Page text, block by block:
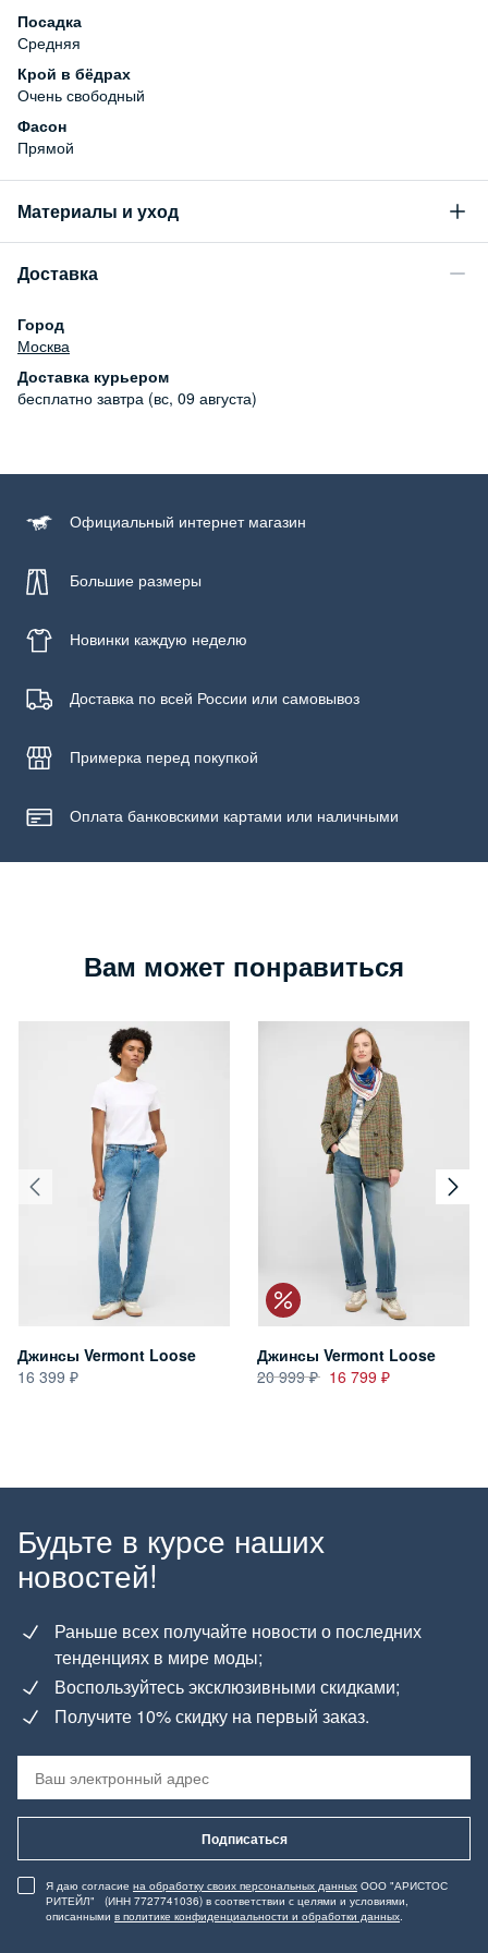
Посадка
Средняя
Крой в бёдрах
Очень свободный
Фасон
Прямой
Материалы и уход
99% хлопок, 1% эластан
Бережная стирка при температуре не более 30С,
отбеливание запрещено, машинная сушка запрещена
Доставка
Город
Москва
Доставка курьером
бесплатно завтра (вс, 09 августа)
Официальный интернет магазин
Большие размеры
Новинки каждую неделю
Доставка по всей России или самовывоз
Примерка перед покупкой
Оплата банковскими картами или наличными
Вам может понравиться
Джинсы Vermont Loose
16 399
Джинсы Vermont Loose
20 999
16 799
Будьте в курсе наших
новостей!
Раньше всех получайте новости о последних
тенденциях в мире моды;
Воспользуйтесь эксклюзивными скидками;
Получите 10% скидку на первый заказ.
Подписаться
Я даю согласие на обработку своих персональных данных ООО "АРИСТОС
РИТЕЙЛ" (ИНН 7727741036) в соответствии с целями и условиями,
описанными в политике конфиденциальности и обработки данных.